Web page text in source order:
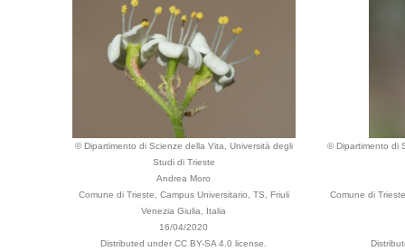
© Dipartimento di Scienze della Vita, Università degli
Studi di Trieste
Andrea Moro
Comune di Trieste, Campus Universitario, TS, Friuli
Venezia Giulia, Italia
16/04/2020
Distributed under CC BY-SA 4.0 license.
© Dipartimento di
Comune di